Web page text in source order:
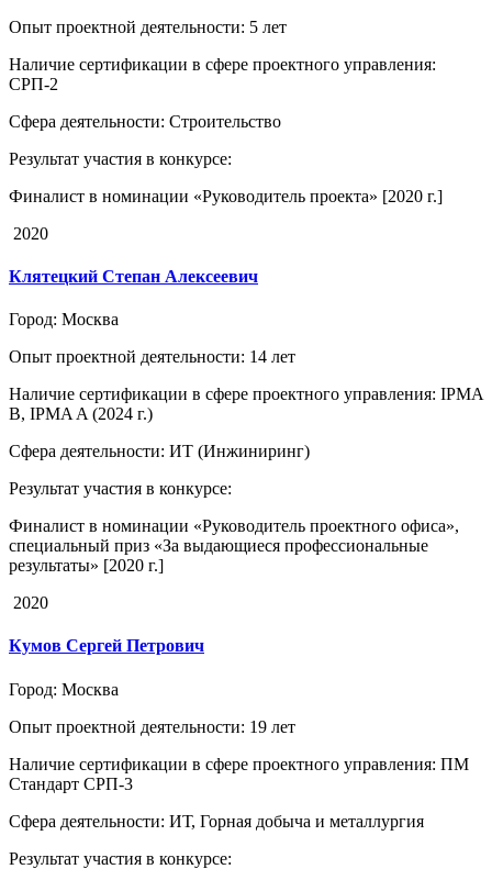
Опыт проектной деятельности: 5 лет
Наличие сертификации в сфере проектного управления:
СРП-2
Сфера деятельности: Строительство
Результат участия в конкурсе:
Финалист в номинации «Руководитель проекта» [2020 г.]
2020
Клятецкий Степан Алексеевич
Город: Москва
Опыт проектной деятельности: 14 лет
Наличие сертификации в сфере проектного управления: IPMA
B, IPMA A (2024 г.)
Сфера деятельности: ИТ (Инжиниринг)
Результат участия в конкурсе:
Финалист в номинации «Руководитель проектного офиса»,
специальный приз «За выдающиеся профессиональные
результаты» [2020 г.]
2020
Кумов Сергей Петрович
Город: Москва
Опыт проектной деятельности: 19 лет
Наличие сертификации в сфере проектного управления: ПМ
Стандарт СРП-3
Сфера деятельности: ИТ, Горная добыча и металлургия
Результат участия в конкурсе: